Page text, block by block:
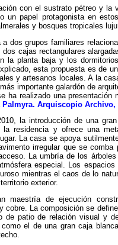
con el sustrato pétreo y la
un papel protagonista en
y bosques tropicales
dos grupos familiares
dos cajas rectangulares
la planta baja y los
,esta propuesta es de
y artesanos locales .A la
importante galardón de
ha realizado una
Palmyra. Arquiscopio Archivo,
la introducción de una
residencia y ofrece una
. La casa se apoya
irregular que se comba
. La umbría de los
especial. Los
mientras el caos de lo
exterior.
maestría de ejecución
cobre. La composición se
de patio de relación visual y
el de una gran caja
.